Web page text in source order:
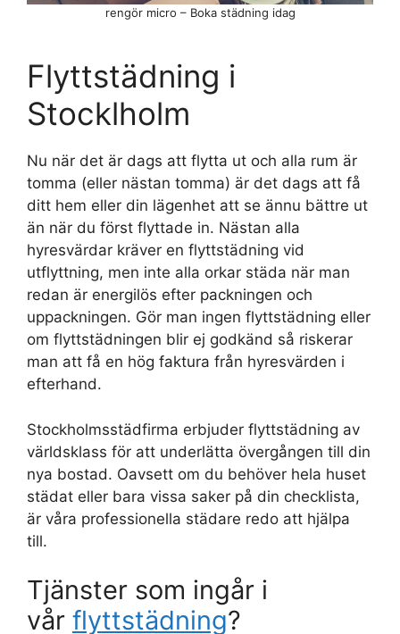
Flyttstädning i
Stocklholm
Nu när det är dags att flytta ut och alla rum är
tomma (eller nästan tomma) är det dags att få
ditt hem eller din lägenhet att se ännu bättre ut
än när du först flyttade in. Nästan alla
hyresvärdar kräver en flyttstädning vid
utflyttning, men inte alla orkar städa när man
redan är energilös efter packningen och
uppackningen. Gör man ingen flyttstädning eller
om flyttstädningen blir ej godkänd så riskerar
man att få en hög faktura från hyresvärden i
efterhand.
Stockholmsstädfirma erbjuder flyttstädning av
världsklass för att underlätta övergången till din
nya bostad. Oavsett om du behöver hela huset
städat eller bara vissa saker på din checklista,
är våra professionella städare redo att hjälpa
till.
Tjänster som ingår i
vår flyttstädning?
rengör micro – Boka städning idag